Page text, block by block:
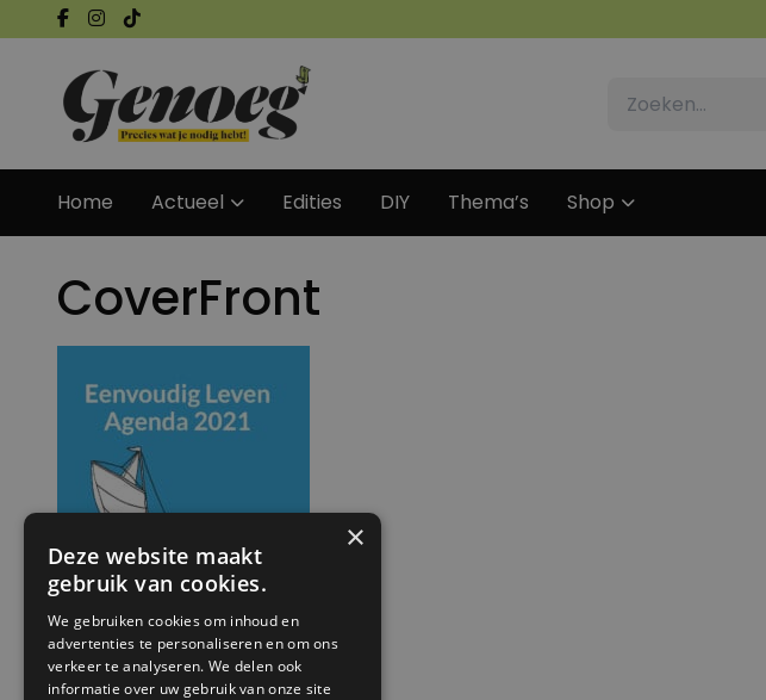
Home Actueel Edities DIY Thema’s Shop
CoverFront
×
Deze website maakt
gebruik van cookies.
We gebruiken cookies om inhoud en
advertenties te personaliseren en om ons
verkeer te analyseren. We delen ook
informatie over uw gebruik van onze site